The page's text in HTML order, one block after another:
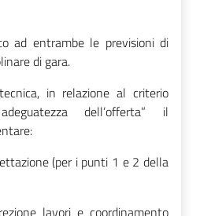
ad entrambe le previsioni di
di gara.
in relazione al criterio
dell’offerta” il
(per i punti 1 e 2 della
lavori e coordinamento